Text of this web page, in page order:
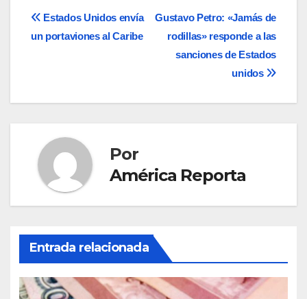
Navegación
de
Gustavo Petro: «Jamás de
rodillas» responde a las
sanciones de Estados
unidos
Estados Unidos envía
un portaviones al Caribe
Por
América Reporta
Entrada relacionada